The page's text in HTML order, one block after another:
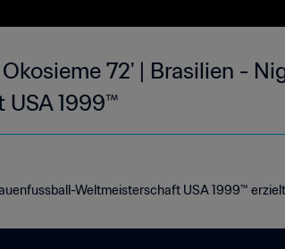
72' | Brasilien -
1999™
Weltmeisterschaft USA 1999™